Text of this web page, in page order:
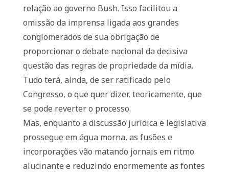
relação ao governo Bush. Isso facilitou a
omissão da imprensa ligada aos grandes
conglomerados de sua obrigação de
proporcionar o debate nacional da decisiva
questão das regras de propriedade da mídia.
Tudo terá, ainda, de ser ratificado pelo
Congresso, o que quer dizer, teoricamente, que
se pode reverter o processo.
Mas, enquanto a discussão jurídica e legislativa
prossegue em água morna, as fusões e
incorporações vão matando jornais em ritmo
alucinante e reduzindo enormemente as fontes